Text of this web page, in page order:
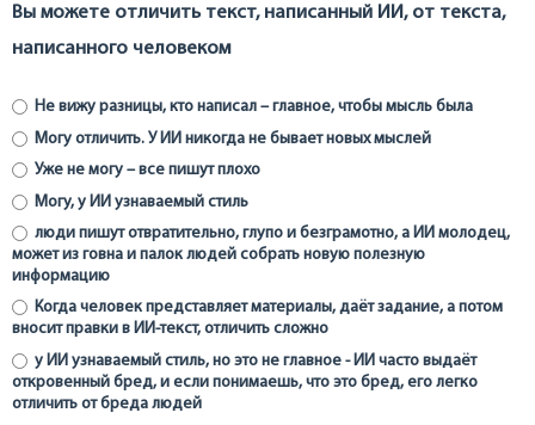
Вы можете отличить текст, написанный ИИ, от текста,
написанного человеком
Не вижу разницы, кто написал – главное, чтобы мысль была
Могу отличить. У ИИ никогда не бывает новых мыслей
Уже не могу – все пишут плохо
Могу, у ИИ узнаваемый стиль
люди пишут отвратительно, глупо и безграмотно, а ИИ молодец,
может из говна и палок людей собрать новую полезную
информацию
Когда человек представляет материалы, даёт задание, а потом
вносит правки в ИИ-текст, отличить сложно
у ИИ узнаваемый стиль, но это не главное - ИИ часто выдаёт
откровенный бред, и если понимаешь, что это бред, его легко
отличить от бреда людей